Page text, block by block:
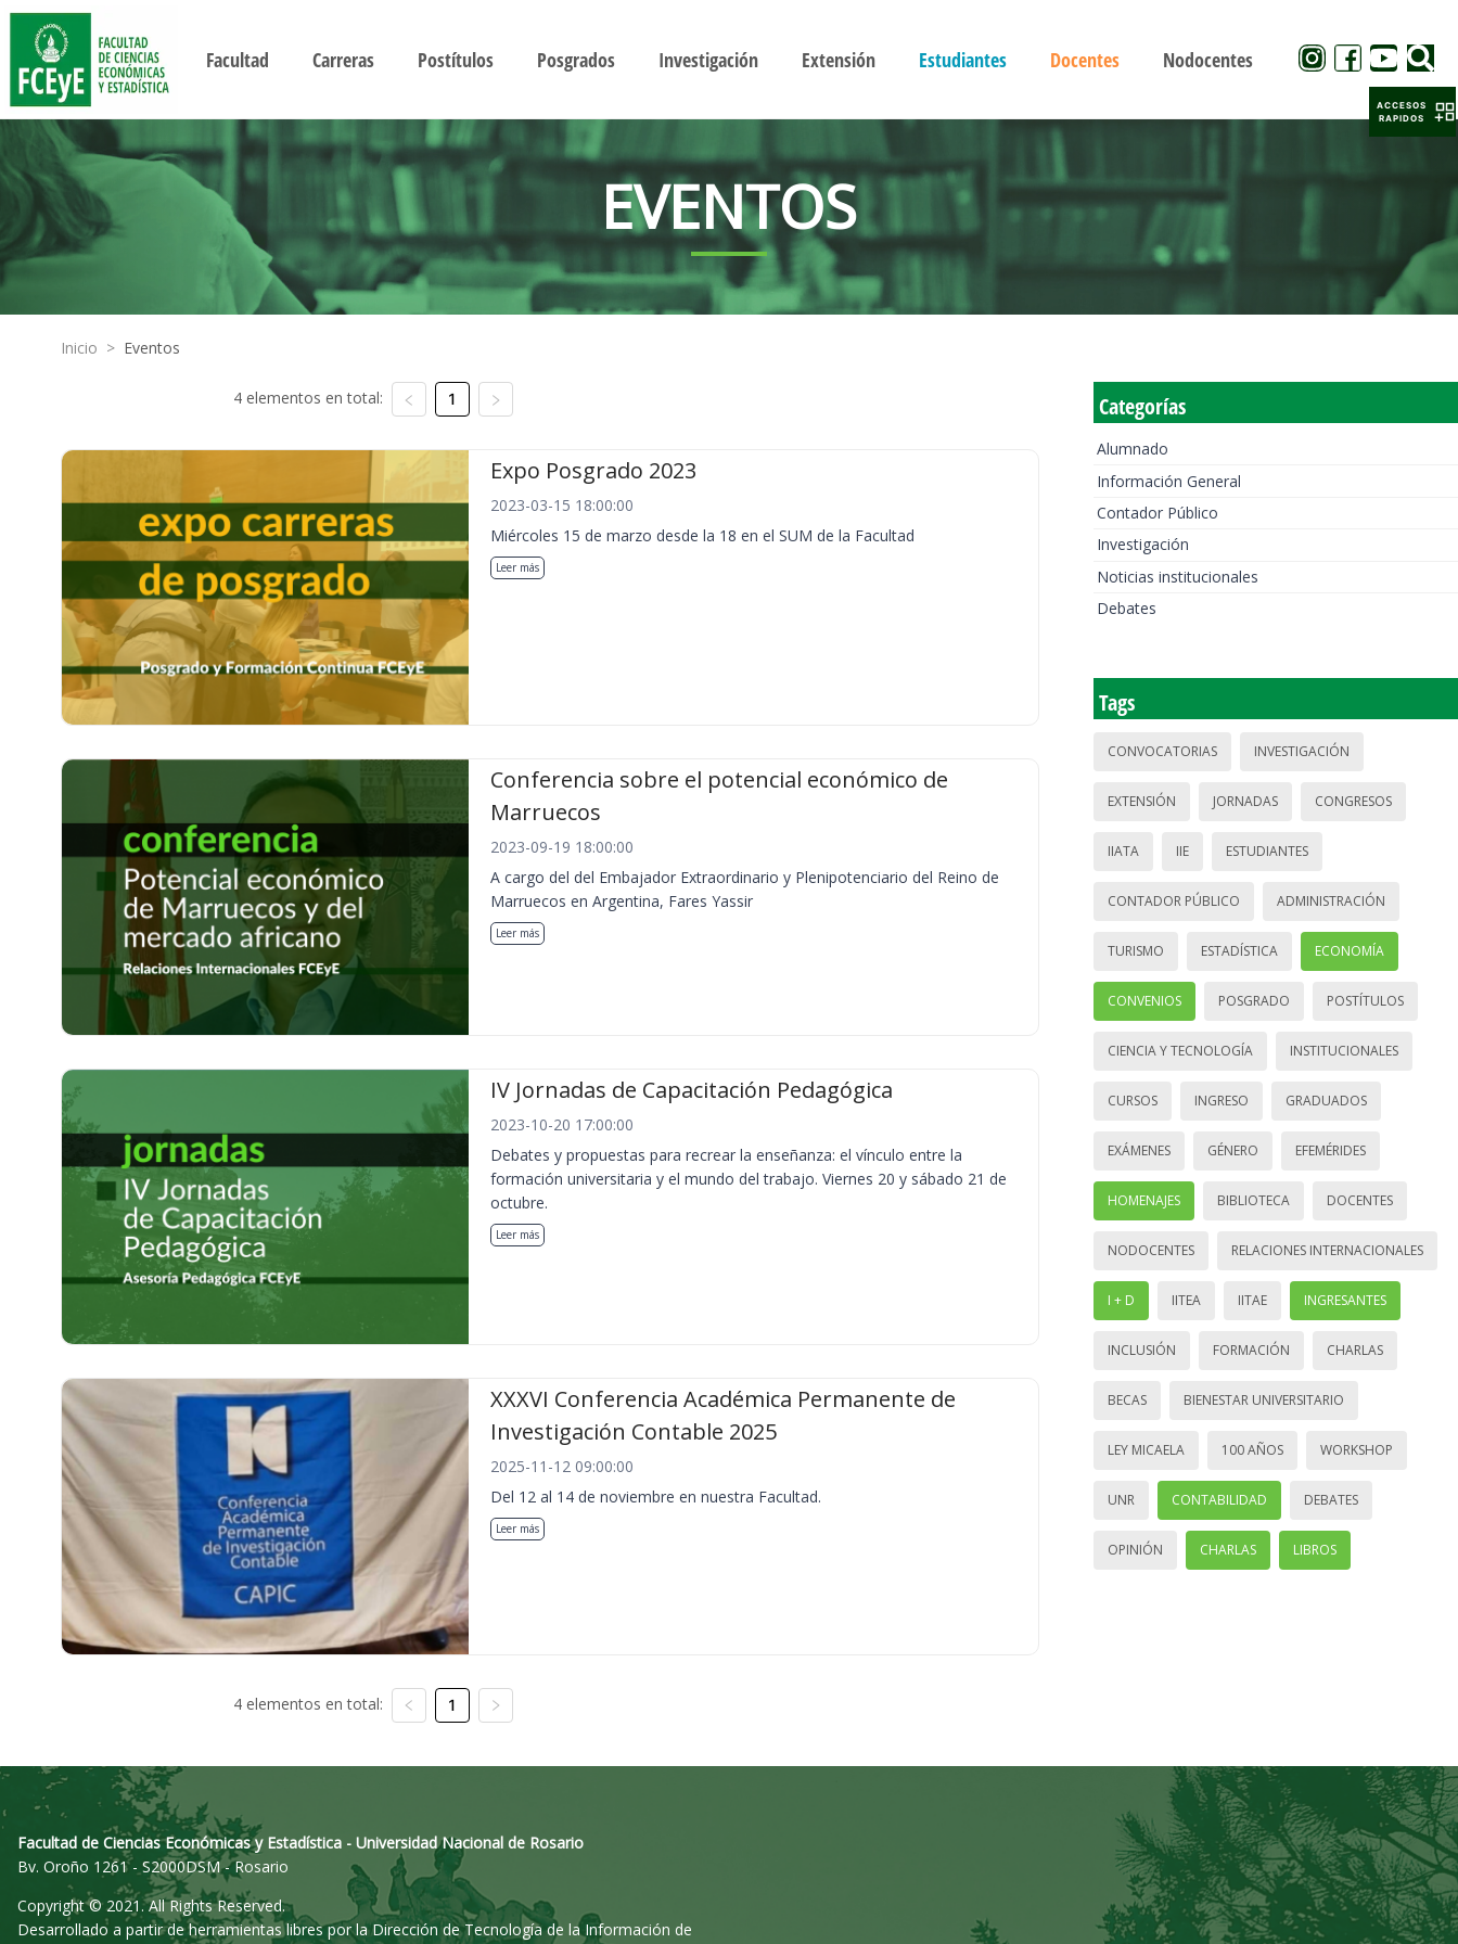
Facultad Carreras Postítulos Posgrados Investigación Extensión Estudiantes Docentes Nodocentes
EVENTOS
Inicio > Eventos
4 elementos en total: 1
Expo Posgrado 2023
2023-03-15 18:00:00
Miércoles 15 de marzo desde la 18 en el SUM de la Facultad
Leer más
Conferencia sobre el potencial económico de
Marruecos
2023-09-19 18:00:00
A cargo del del Embajador Extraordinario y Plenipotenciario del Reino de
Marruecos en Argentina, Fares Yassir
Leer más
IV Jornadas de Capacitación Pedagógica
2023-10-20 17:00:00
Debates y propuestas para recrear la enseñanza: el vínculo entre la
formación universitaria y el mundo del trabajo. Viernes 20 y sábado 21 de
octubre.
Leer más
XXXVI Conferencia Académica Permanente de
Investigación Contable 2025
2025-11-12 09:00:00
Del 12 al 14 de noviembre en nuestra Facultad.
Leer más
4 elementos en total: 1
Categorías
Alumnado
Información General
Contador Público
Investigación
Noticias institucionales
Debates
Tags
CONVOCATORIAS INVESTIGACIÓN
EXTENSIÓN JORNADAS CONGRESOS
IIATA IIE ESTUDIANTES
CONTADOR PÚBLICO ADMINISTRACIÓN
TURISMO ESTADÍSTICA ECONOMÍA
CONVENIOS POSGRADO POSTÍTULOS
CIENCIA Y TECNOLOGÍA INSTITUCIONALES
CURSOS INGRESO GRADUADOS
EXÁMENES GÉNERO EFEMÉRIDES
HOMENAJES BIBLIOTECA DOCENTES
NODOCENTES RELACIONES INTERNACIONALES
I + D IITEA IITAE INGRESANTES
INCLUSIÓN FORMACIÓN CHARLAS
BECAS BIENESTAR UNIVERSITARIO
LEY MICAELA 100 AÑOS WORKSHOP
UNR CONTABILIDAD DEBATES
OPINIÓN CHARLAS LIBROS
Facultad de Ciencias Económicas y Estadística - Universidad Nacional de Rosario
Bv. Oroño 1261 - S2000DSM - Rosario
Copyright © 2021. All Rights Reserved.
Desarrollado a partir de herramientas libres por la Dirección de Tecnología de la Información de
ACCESOS
RAPIDOS